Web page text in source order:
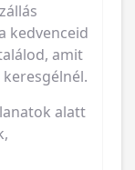
kedvenceid
amit
alatt